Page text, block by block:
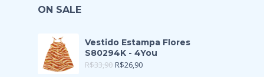
ON SALE
Vestido Estampa Flores
S80294K - 4You
R$33,90 R$26,90